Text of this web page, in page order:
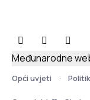
Opći uvjeti
Međunarodne